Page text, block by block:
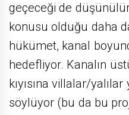
geçeceği de
konusu olduğu daha
hükümet, kanal
hedefliyor. Kanalın
kıyısına villalar/
söylüyor (bu da bu